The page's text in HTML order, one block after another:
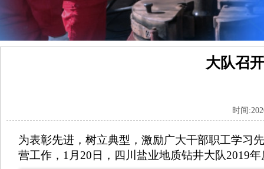
大队召
时间
为表彰先进，树立典型，激励广大干部职工学习
营工作，1月20日，四川盐业地质钻井大队2019